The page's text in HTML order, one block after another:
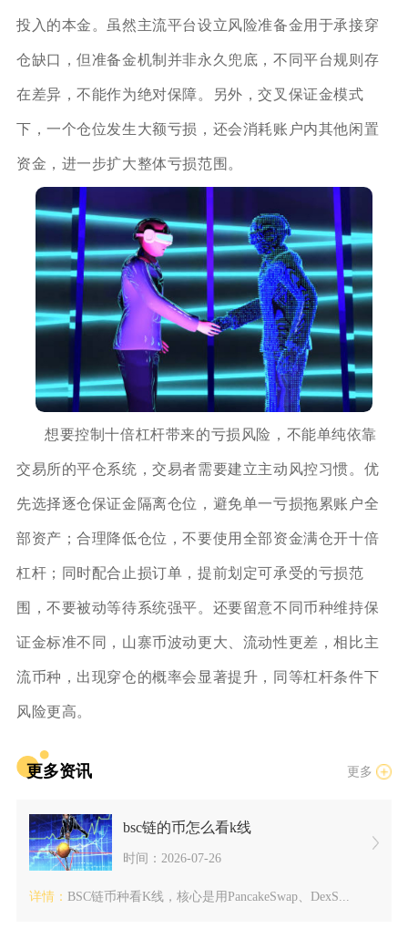
投入的本金。虽然主流平台设立风险准备金用于承接穿
仓缺口，但准备金机制并非永久兜底，不同平台规则存
在差异，不能作为绝对保障。另外，交叉保证金模式
下，一个仓位发生大额亏损，还会消耗账户内其他闲置
资金，进一步扩大整体亏损范围。
想要控制十倍杠杆带来的亏损风险，不能单纯依靠
交易所的平仓系统，交易者需要建立主动风控习惯。优
先选择逐仓保证金隔离仓位，避免单一亏损拖累账户全
部资产；合理降低仓位，不要使用全部资金满仓开十倍
杠杆；同时配合止损订单，提前划定可承受的亏损范
围，不要被动等待系统强平。还要留意不同币种维持保
证金标准不同，山寨币波动更大、流动性更差，相比主
流币种，出现穿仓的概率会显著提升，同等杠杆条件下
风险更高。
更多资讯 更多
bsc链的币怎么看k线
时间：2026-07-26
详情： BSC链币种看K线，核心是用PancakeSwap、DexS...